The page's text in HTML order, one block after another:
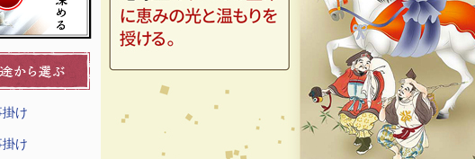
け
け